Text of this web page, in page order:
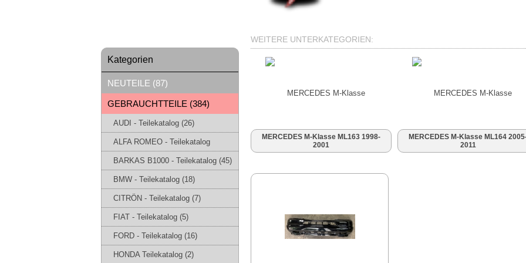
Kategorien
NEUTEILE (87)
GEBRAUCHTTEILE (384)
AUDI - Teilekatalog (26)
ALFA ROMEO - Teilekatalog
BARKAS B1000 - Teilekatalog (45)
BMW - Teilekatalog (18)
CITRÖN - Teilekatalog (7)
FIAT - Teilekatalog (5)
FORD - Teilekatalog (16)
HONDA Teilekatalog (2)
WEITERE UNTERKATEGORIEN:
MERCEDES M-Klasse ML163 1998-
2001
MERCEDES M-Klasse ML164
2011